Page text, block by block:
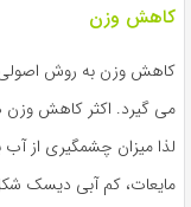
کاهش وزن
کاهش وزن به روش اصولی
می گیرد. اکثر کاهش وزن
لذا میزان چشمگیری از
مایعات، کم آبی دیسک